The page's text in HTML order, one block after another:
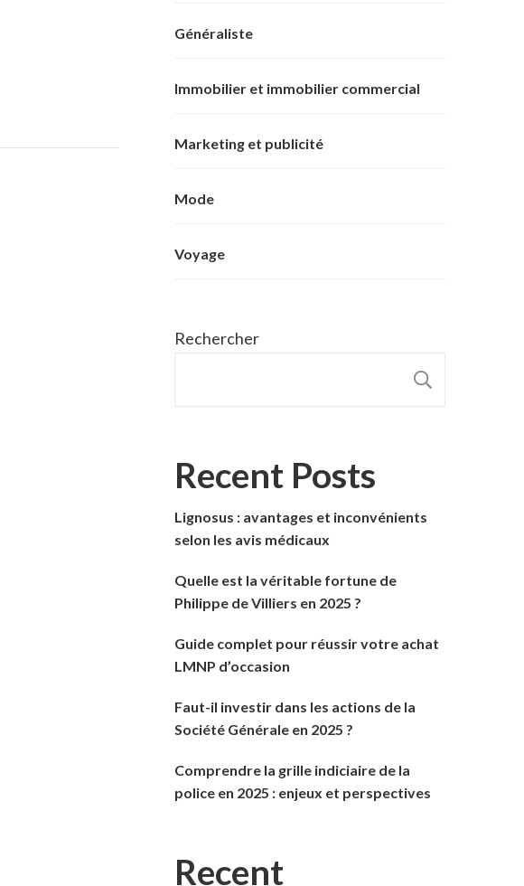
Généraliste
Immobilier et immobilier commercial
Marketing et publicité
Mode
Voyage
Rechercher
Recent Posts
Lignosus : avantages et inconvénients
selon les avis médicaux
Quelle est la véritable fortune de
Philippe de Villiers en 2025 ?
Guide complet pour réussir votre achat
LMNP d’occasion
Faut-il investir dans les actions de la
Société Générale en 2025 ?
Comprendre la grille indiciaire de la
police en 2025 : enjeux et perspectives
Recent